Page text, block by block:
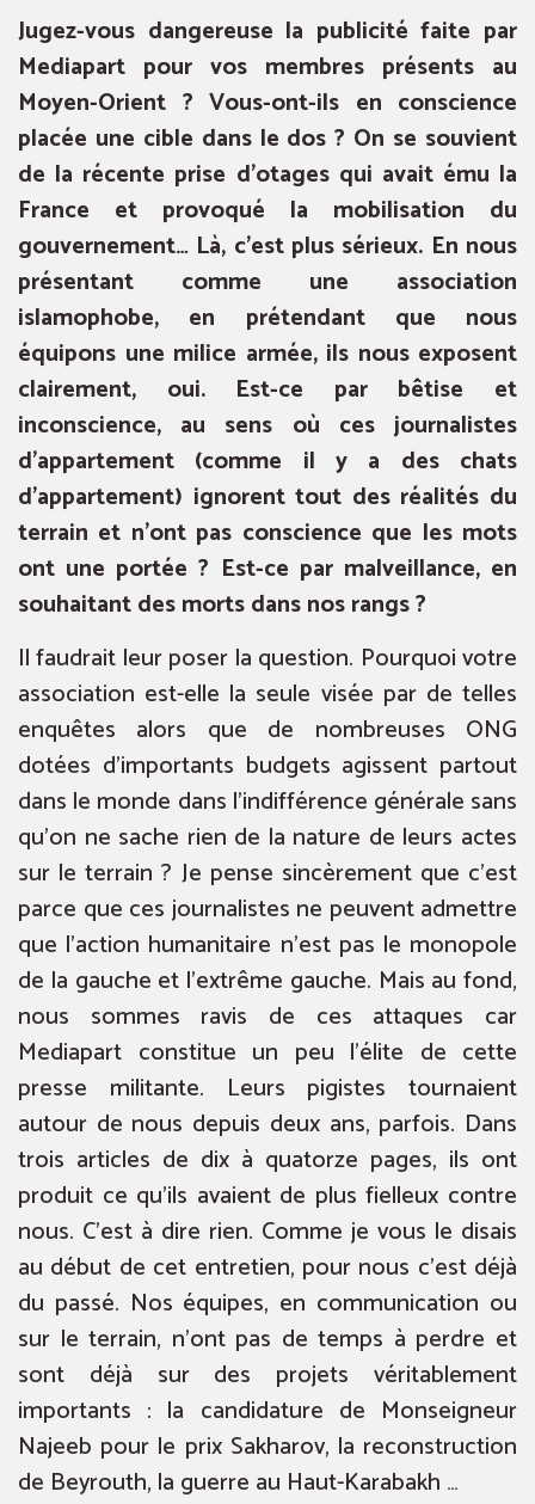
Jugez-vous dangereuse la publicité faite par
Mediapart pour vos membres présents au
Moyen-Orient ? Vous-ont-ils en conscience
placée une cible dans le dos ? On se souvient
de la récente prise d’otages qui avait ému la
France et provoqué la mobilisation du
gouvernement… Là, c’est plus sérieux. En nous
présentant comme une association
islamophobe, en prétendant que nous
équipons une milice armée, ils nous exposent
clairement, oui. Est-ce par bêtise et
inconscience, au sens où ces journalistes
d’appartement (comme il y a des chats
d’appartement) ignorent tout des réalités du
terrain et n’ont pas conscience que les mots
ont une portée ? Est-ce par malveillance, en
souhaitant des morts dans nos rangs ?
Il faudrait leur poser la question. Pourquoi votre
association est-elle la seule visée par de telles
enquêtes alors que de nombreuses ONG
dotées d’importants budgets agissent partout
dans le monde dans l’indifférence générale sans
qu’on ne sache rien de la nature de leurs actes
sur le terrain ? Je pense sincèrement que c’est
parce que ces journalistes ne peuvent admettre
que l’action humanitaire n’est pas le monopole
de la gauche et l’extrême gauche. Mais au fond,
nous sommes ravis de ces attaques car
Mediapart constitue un peu l’élite de cette
presse militante. Leurs pigistes tournaient
autour de nous depuis deux ans, parfois. Dans
trois articles de dix à quatorze pages, ils ont
produit ce qu’ils avaient de plus fielleux contre
nous. C’est à dire rien. Comme je vous le disais
au début de cet entretien, pour nous c’est déjà
du passé. Nos équipes, en communication ou
sur le terrain, n’ont pas de temps à perdre et
sont déjà sur des projets véritablement
importants : la candidature de Monseigneur
Najeeb pour le prix Sakharov, la reconstruction
de Beyrouth, la guerre au Haut-Karabakh …